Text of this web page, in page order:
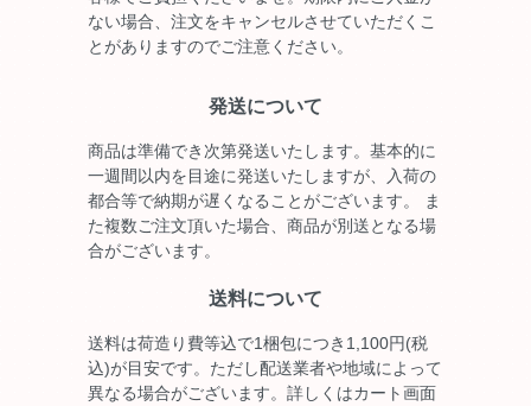
ない場合、注文をキャンセルさせていただくこ
とがありますのでご注意ください。
発送について
商品は準備でき次第発送いたします。基本的に
一週間以内を目途に発送いたしますが、入荷の
都合等で納期が遅くなることがございます。 ま
た複数ご注文頂いた場合、商品が別送となる場
合がございます。
送料について
送料は荷造り費等込で1梱包につき1,100円(税
込)が目安です。ただし配送業者や地域によって
異なる場合がございます。詳しくはカート画面